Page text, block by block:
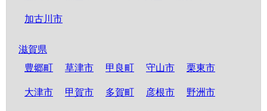
加古川市
滋賀県
豊郷町
草津市 甲良町 守山市 栗東市
大津市 甲賀市 多賀町 彦根市 野洲市